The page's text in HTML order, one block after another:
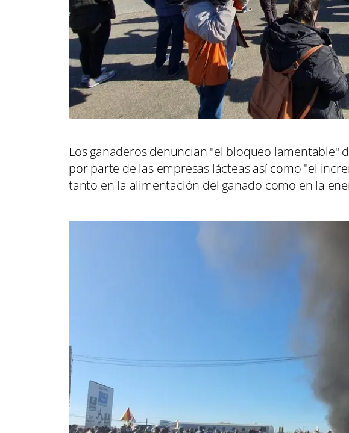
Los ganaderos denuncian "el bloqueo lamentable"
por parte de las empresas lácteas así como "el
tanto en la alimentación del ganado como en la